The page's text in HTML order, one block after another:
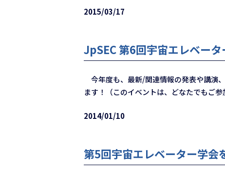
2015/03/17
JpSEC 第6回宇宙エレベー
今年度も、最新/関連情報の発表や講演
ます！（このイベントは、どなたでもご参
2014/01/10
第5回宇宙エレベーター学会